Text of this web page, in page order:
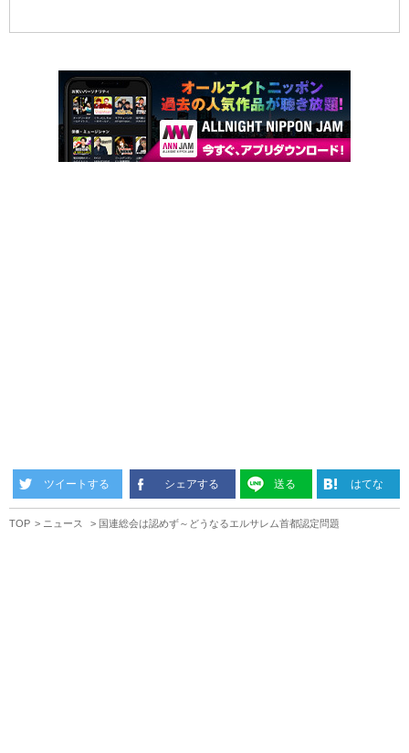
ツイートする シェアする 送る はてな
TOP ニュース 国連総会は認めず～どうなるエルサレム首都認定問題